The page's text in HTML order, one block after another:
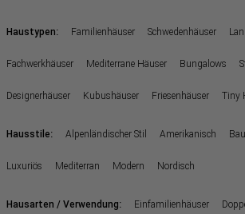
Haustypen: Familienhäuser Schwedenhäuser
Fachwerkhäuser Mediterrane Häuser Bungalows
Designerhäuser Kubushäuser Friesenhäuser Tiny
Hausstile: Alpenländischer Stil Amerikanisch
Luxuriös Mediterran Modern Nordisch
Hausarten / Verwendung: Einfamilienhäuser